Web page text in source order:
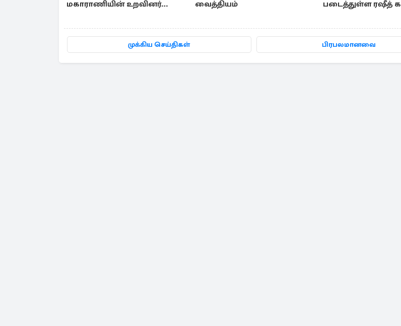
மகாராணியின் உறவினர்
வைத்தியம்
படைத்துள்ள ரஷீத்
முக்கிய செய்திகள் பிரபலமானவை